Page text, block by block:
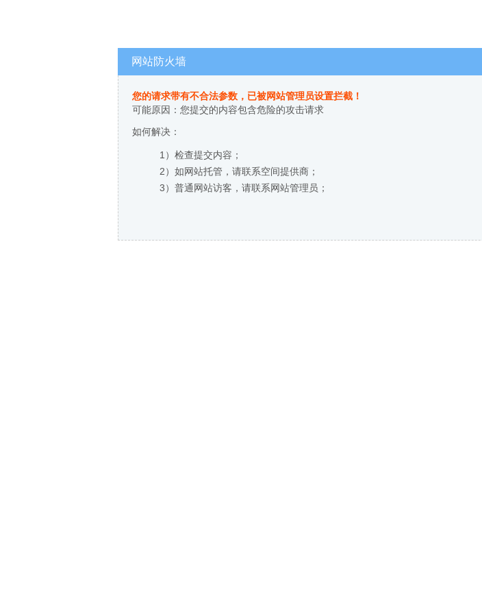
网站防火墙
您的请求带有不合法参数，已被网站管理员设置拦截！
可能原因：您提交的内容包含危险的攻击请求
如何解决：
1）检查提交内容；
2）如网站托管，请联系空间提供商；
3）普通网站访客，请联系网站管理员；